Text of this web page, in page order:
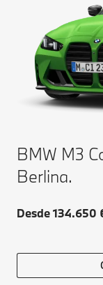
BMW M3
Berlina.
Desde 134.650